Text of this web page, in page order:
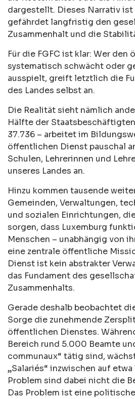
dargestellt. Dieses Narrativ
gefährdet langfristig den
Zusammenhalt und die
Für die FGFC ist klar: Wer
systematisch schwächt oder
ausspielt, greift letztlich die
des Landes selbst an.
Die Realität sieht nämlich
Hälfte der Staatsbeschäftigten
37.736 – arbeitet im
öffentlichen Dienst pauschal
Schulen, Lehrerinnen und
unseres Landes an.
Hinzu kommen tausende
Gemeinden, Verwaltungen,
und sozialen Einrichtungen,
sorgen, dass Luxemburg
Menschen – unabhängig von
eine zentrale öffentliche
Dienst ist kein abstrakter
das Fundament des
Zusammenhalts.
Gerade deshalb beobachtet
Sorge die zunehmende
öffentlichen Dienstes.
Bereich rund 5.000 Beamte
communaux“ tätig sind,
„Salariés“ inzwischen auf etwa
Problem sind dabei nicht die
Das Problem ist eine